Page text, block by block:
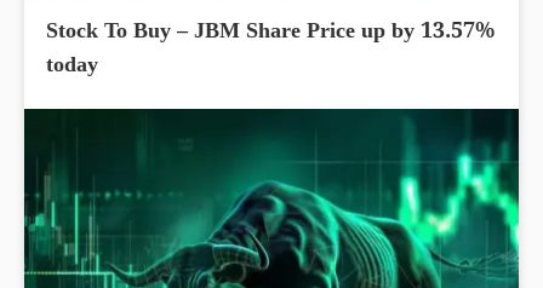
Stock To Buy – JBM Share Price up by 13.57%
today